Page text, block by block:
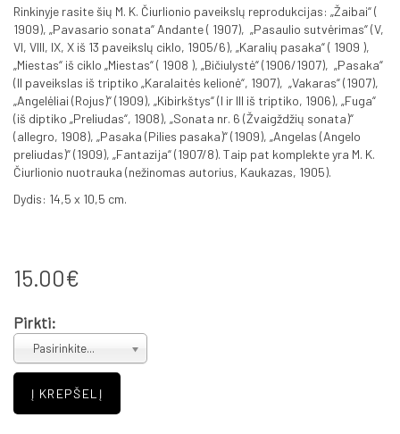
Rinkinyje rasite šių M. K. Čiurlionio paveikslų reprodukcijas: „Žaibai“ (
1909), „Pavasario sonata“ Andante ( 1907), „Pasaulio sutvėrimas“ (V,
VI, VIII, IX, X iš 13 paveikslų ciklo, 1905/6), „Karalių pasaka“ ( 1909 ),
„Miestas“ iš ciklo „Miestas“ ( 1908 ), „Bičiulystė“ (1906/1907), „Pasaka“
(II paveikslas iš triptiko „Karalaitės kelionė“, 1907), „Vakaras“ (1907),
„Angelėliai (Rojus)“ (1909), „Kibirkštys“ (I ir III iš triptiko, 1906), „Fuga“
(iš diptiko „Preliudas“, 1908), „Sonata nr. 6 (Žvaigždžių sonata)“
(allegro, 1908), „Pasaka (Pilies pasaka)“ (1909), „Angelas (Angelo
preliudas)“ (1909), „Fantazija“ (1907/8). Taip pat komplekte yra M. K.
Čiurlionio nuotrauka (nežinomas autorius, Kaukazas, 1905).
Dydis: 14,5 x 10,5 cm.
15.00€
Pirkti:
Pasirinkite...